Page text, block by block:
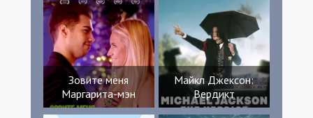
Зовите меня
Маргарита-мэн
Майкл Джексон:
Вердикт